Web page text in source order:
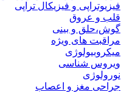
فیزیوتراپی و فیزیکال تراپی
قلب و عروق
گوش،حلق و بینی
مراقبت های ویژه
میکروبیولوژی
ویروس شناسی
نورولوژی
جراحی مغز و اعصاب